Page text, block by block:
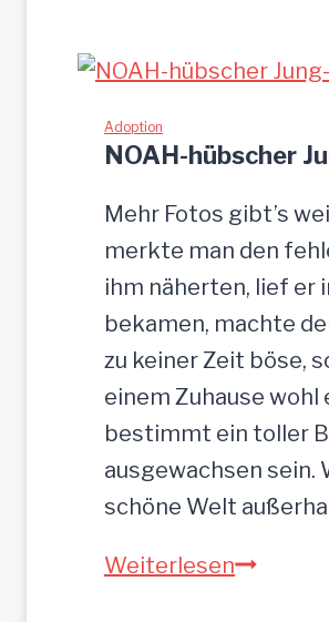
n
–
G
n
a
d
e
n
b
r
o
p
Adoption
NOAH-hübscher
Mehr Fotos gibt’s
merkte man den
ihm näherten, lief er
bekamen, machte
zu keiner Zeit böse,
einem Zuhause
bestimmt ein toller
ausgewachsen sein.
schöne Welt
WeiterlesenN